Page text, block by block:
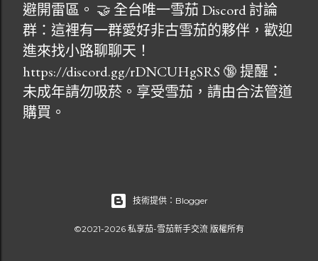
避開雷區。 🤝 全台唯一雪茄 Discord 討論
群：這裡有一群愛好非古雪茄的夥伴，歡迎
進來找小路聊聊天！
https://discord.gg/rDNCUHgSRS 🔞 提醒：
未成年請勿吸菸。享受雪茄，請由合法管道
購買。
技術提供：Blogger
©2021-2026 私享茄-雪茄新手交流 版權所有